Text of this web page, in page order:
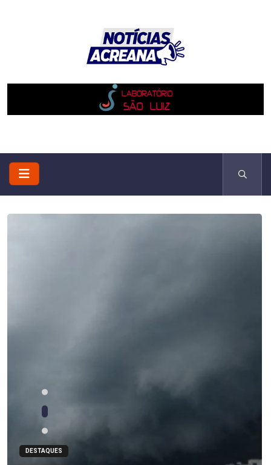
DESTAQUES